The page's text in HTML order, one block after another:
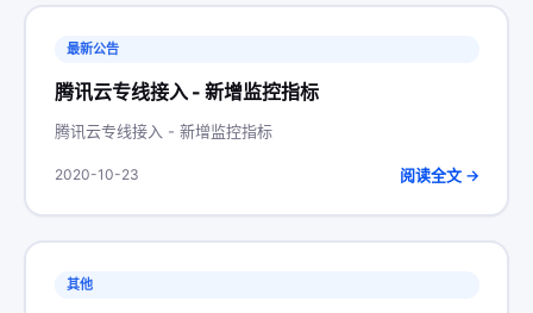
最新公告
腾讯云专线接入 - 新增监控指标
腾讯云专线接入 - 新增监控指标
2020-10-23 阅读全文 →
其他